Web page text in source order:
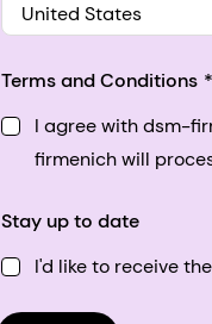
United States
Terms and Conditions
I agree with dsm-
firmenich will
Stay up to date
I'd like to receive